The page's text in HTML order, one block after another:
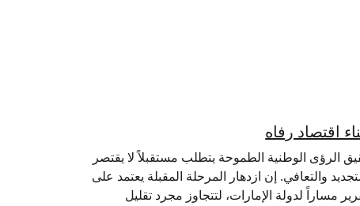
اقتصاد رفاه
الرؤى الوطنية الطموحة يتطلب مستقبلاً لا يقتصر
والتعافي. إن ازدهار المرحلة المقبلة يعتمد على
مساراً لدولة الإمارات، لتتجاوز مجرد تقليل